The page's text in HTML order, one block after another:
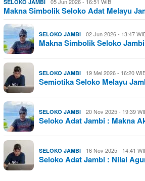
SELOKO JAMBI
Makna Simbolik Seloko Adat Melayu
SELOKO JAMBI 02 Jun 2026 - 13:47
Makna Simbolik Seloko
SELOKO JAMBI 19 Mei 2026 - 16:20
Semiotika Seloko Melayu
SELOKO JAMBI 20 Nov 2025 - 19:39
Seloko Adat Jambi : Makna
SELOKO JAMBI 16 Nov 2025 - 14:41
Seloko Adat Jambi : Nilai